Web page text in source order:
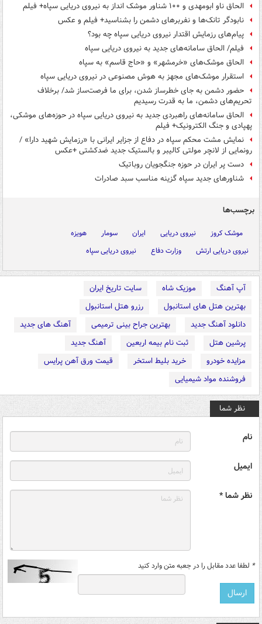
الحاق ناو ابومهدی و ۱۰۰ شناور موشک انداز به نیروی دریایی سپاه+ فیلم
نابودگر تانک‌ها و نفربرهای دشمن را بشناسید+ فیلم و عکس
پیام‌های رزمایش اقتدار نیروی دریایی سپاه چه بود؟
فیلم/ الحاق سامانه‌های جدید به نیروی دریایی سپاه
الحاق موشک‌های «خرمشهر» و «حاج قاسم» به سپاه
استقرار موشک‌های مجهز به هوش مصنوعی در نیروی دریایی سپاه
حضور دشمن به جای خطرساز شدن، برای ما فرصت‌ساز شد/ برخلاف
تحریم‌های دشمن، ما به قدرت رسیدیم
الحاق سامانه‌های راهبردی جدید به نیروی دریایی سپاه در حوزه‌های موشکی،
پهپادی و جنگ الکترونیک+ فیلم
نمایش مشت محکم سپاه در دفاع از جزایر ایرانی با «رزمایش شهید دارا» /
رونمایی از لانچر مولتی کالیبر و بالستیک جدید ضدکشتی +عکس
دست پر ایران در حوزه جنگجویان روباتیک
شناورهای جدید سپاه گزینه مناسب سبد صادرات
برچسب‌ها
موشک کروز نیروی دریایی ایران سومار
هویزه
نیروی دریایی ارتش
وزارت دفاع نیروی دریایی سپاه
آپ آهنگ موزیک شاه
سایت تاریخ ایران
بهترین هتل های استانبول
رزرو هتل استانبول
دانلود آهنگ جدید
بهترین جراح بینی ترمیمی
آهنگ های جدید
پرشین هتل
ثبت نام بیمه اربعین
آهنگ جدید
مزایده خودرو
خرید بلیط استخر
قیمت ورق آهن پرایس
فروشنده مواد شیمیایی
نظر شما
نام
ایمیل
نظر شما *
* لطفا عدد مقابل را در جعبه متن وارد کنید